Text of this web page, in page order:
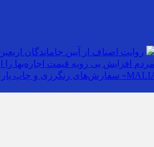
روایت اصناف از آیین جاماندگان
مردم افزایش بی رویه قیمت اجاره‌بها
سفارش‌های رنگرزی و چاپ